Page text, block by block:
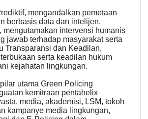
mengandalkan pemetaan
berbasis data dan intelijen.
mengutamakan intervensi humanis
jawab terhadap masyarakat serta
Transparansi dan Keadilan,
serta keadilan hukum
kejahatan lingkungan.
utama Green Policing
kemitraan pentahelix
media, akademisi, LSM, tokoh
kampanye media lingkungan,